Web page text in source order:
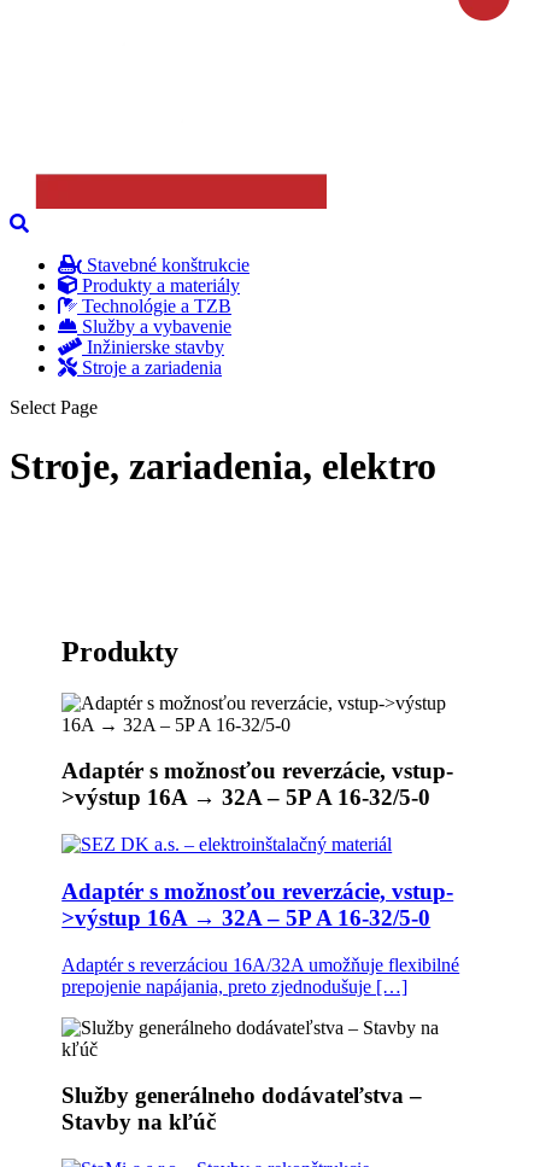
Stavebné konštrukcie
Produkty a materiály
Technológie a TZB
Služby a vybavenie
Inžinierske stavby
Stroje a zariadenia
Select Page
Stroje, zariadenia, elektro
Produkty
Adaptér s možnosťou reverzácie, vstup-
>výstup 16A → 32A – 5P A 16-32/5-0
Adaptér s možnosťou reverzácie, vstup-
>výstup 16A → 32A – 5P A 16-32/5-0
Adaptér s reverzáciou 16A/32A umožňuje flexibilné
prepojenie napájania, preto zjednodušuje […]
Služby generálneho dodávateľstva –
Stavby na kľúč